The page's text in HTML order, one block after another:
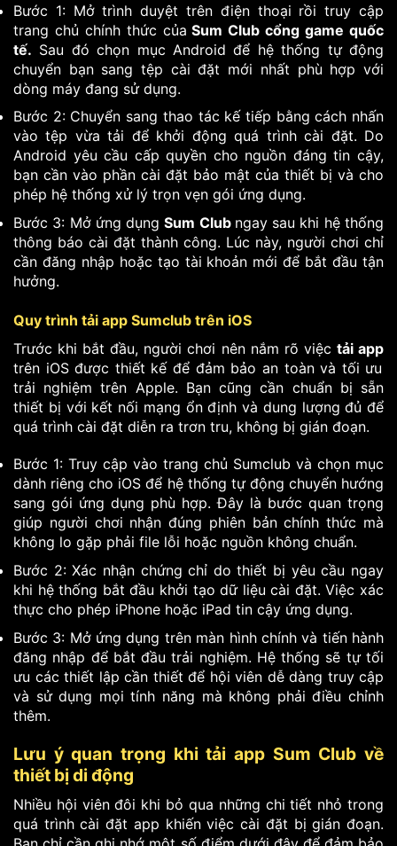
Bước 1: Mở trình duyệt trên điện thoại rồi truy cập
trang chủ chính thức của Sum Club cổng game quốc
tế. Sau đó chọn mục Android để hệ thống tự động
chuyển bạn sang tệp cài đặt mới nhất phù hợp với
dòng máy đang sử dụng.
Bước 2: Chuyển sang thao tác kế tiếp bằng cách nhấn
vào tệp vừa tải để khởi động quá trình cài đặt. Do
Android yêu cầu cấp quyền cho nguồn đáng tin cậy,
bạn cần vào phần cài đặt bảo mật của thiết bị và cho
phép hệ thống xử lý trọn vẹn gói ứng dụng.
Bước 3: Mở ứng dụngSum Club ngay sau khi hệ thống
thông báo cài đặt thành công. Lúc này, người chơi chỉ
cần đăng nhập hoặc tạo tài khoản mới để bắt đầu tận
hưởng.
Quy trình tải app Sumclub trên iOS
Trước khi bắt đầu, người chơi nên nắm rõ việc tải app
trên iOS được thiết kế để đảm bảo an toàn và tối ưu
trải nghiệm trên Apple. Bạn cũng cần chuẩn bị sẵn
thiết bị với kết nối mạng ổn định và dung lượng đủ để
quá trình cài đặt diễn ra trơn tru, không bị gián đoạn.
Bước 1: Truy cập vào trang chủ Sumclub và chọn mục
dành riêng cho iOS để hệ thống tự động chuyển hướng
sang gói ứng dụng phù hợp. Đây là bước quan trọng
giúp người chơi nhận đúng phiên bản chính thức mà
không lo gặp phải file lỗi hoặc nguồn không chuẩn.
Bước 2: Xác nhận chứng chỉ do thiết bị yêu cầu ngay
khi hệ thống bắt đầu khởi tạo dữ liệu cài đặt. Việc xác
thực cho phép iPhone hoặc iPad tin cậy ứng dụng.
Bước 3: Mở ứng dụng trên màn hình chính và tiến hành
đăng nhập để bắt đầu trải nghiệm. Hệ thống sẽ tự tối
ưu các thiết lập cần thiết để hội viên dễ dàng truy cập
và sử dụng mọi tính năng mà không phải điều chỉnh
thêm.
Lưu ý quan trọng khi tải app Sum Club về
thiết bị di động
Nhiều hội viên đôi khi bỏ qua những chi tiết nhỏ trong
quá trình cài đặt app khiến việc cài đặt bị gián đoạn.